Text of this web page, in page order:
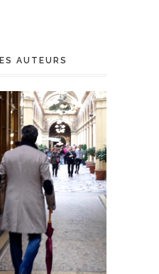
AUTEURS